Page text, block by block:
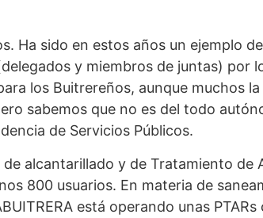
Ha sido en estos años un ejemplo
y miembros de juntas) por
los Buitrereños, aunque muchos
sabemos que no es del todo
de Servicios Públicos.
alcantarillado y de Tratamiento de
800 usuarios. En materia de
está operando unas PTARs